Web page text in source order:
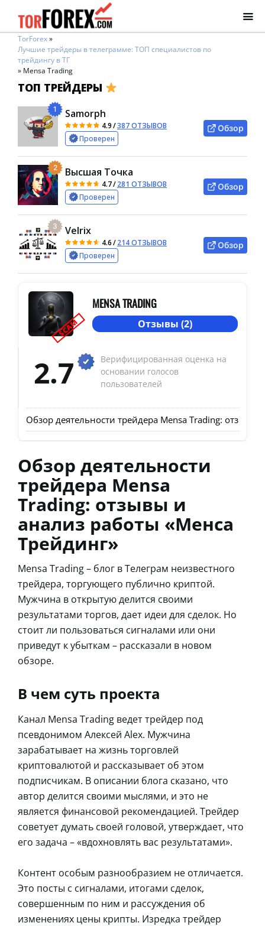
TorForex»
Лучшие трейдеры в телеграмме: ТОП специалистов по
трейдингу в ТГ
» Mensa Trading
ТОП ТРЕЙДЕРЫ
1 Samorph
4.9/387 ОТЗЫВОВ
Проверен
Обзор
2 Высшая Точка
4.7/281 ОТЗЫВОВ
Проверен
Обзор
3 Velrix
4.6/214 ОТЗЫВОВ
Проверен
Обзор
SCAM
MENSA TRADING
Отзывы (2)
2.7
Верифицированная оценка на
основании голосов
пользователей
Обзор деятельности трейдера Mensa Trading: отзывы
Обзор деятельности
трейдера Mensa
Trading: отзывы и
анализ работы «Менса
Трейдинг»
Mensa Trading – блог в Телеграм неизвестного
трейдера, торгующего публично криптой.
Мужчина в открытую делится своими
результатами торгов, дает идеи для сделок. Но
стоит ли пользоваться сигналами или они
приведут к убыткам – рассказали в новом
обзоре.
В чем суть проекта
Канал Mensa Trading ведет трейдер под
псевдонимом Алексей Alex. Мужчина
зарабатывает на жизнь торговлей
криптовалютой и рассказывает об этом
подписчикам. В описании блога сказано, что
автор делится своими мыслями, и это не
является финансовой рекомендацией. Трейдер
советует думать своей головой, утверждает, что
его задача – «вдохновлять вас результатами».
Контент особым разнообразием не отличается.
Это посты с сигналами, итогами сделок,
совершенным по ним и рассуждения об
изменениях цены крипты. Изредка трейдер